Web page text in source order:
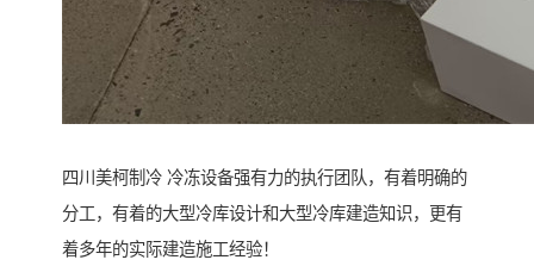
四川美柯制冷 冷冻设备强有力的执行团队，有着明确的
分工，有着的大型冷库设计和大型冷库建造知识，更有
着多年的实际建造施工经验！